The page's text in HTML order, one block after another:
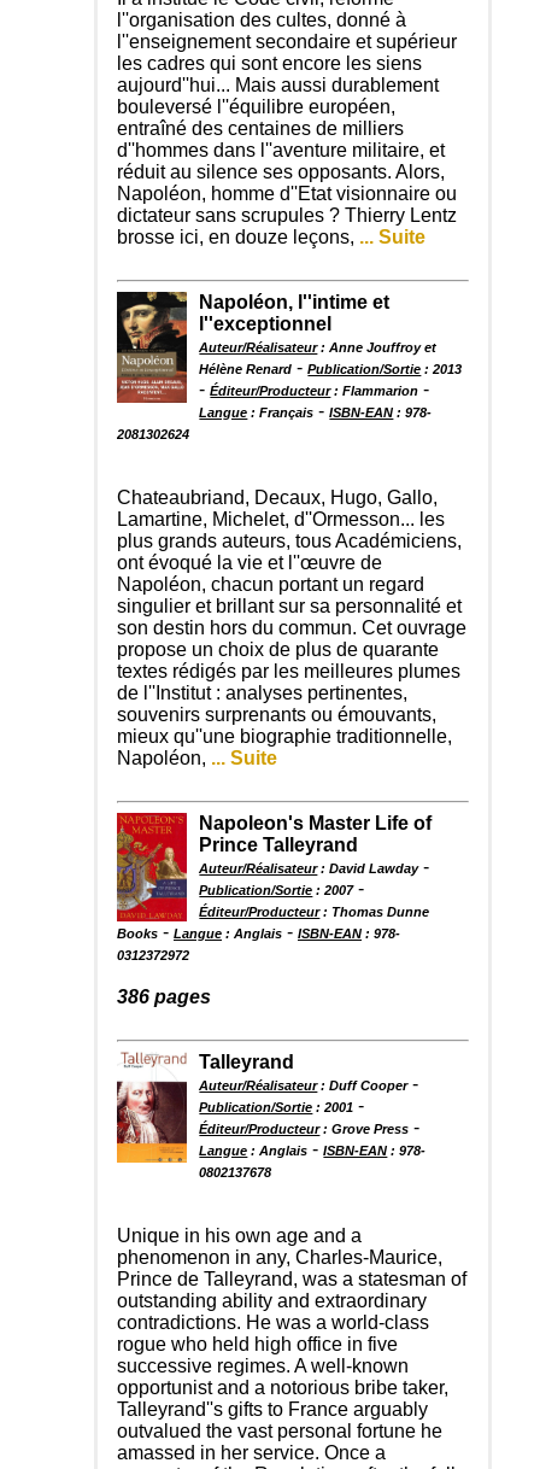
l''organisation des cultes, donné à
l''enseignement secondaire et supérieur
les cadres qui sont encore les siens
aujourd''hui... Mais aussi durablement
bouleversé l''équilibre européen,
entraîné des centaines de milliers
d''hommes dans l''aventure militaire, et
réduit au silence ses opposants. Alors,
Napoléon, homme d''Etat visionnaire ou
dictateur sans scrupules ? Thierry Lentz
brosse ici, en douze leçons, ... Suite
Napoléon, l''intime et
l''exceptionnel
Auteur/Réalisateur: Anne Jouffroy et
Hélène Renard -Publication/Sortie : 2013
-Éditeur/Producteur: Flammarion -
Langue : Français -ISBN-EAN : 978-
2081302624
Chateaubriand, Decaux, Hugo, Gallo,
Lamartine, Michelet, d''Ormesson... les
plus grands auteurs, tous Académiciens,
ont évoqué la vie et l''œuvre de
Napoléon, chacun portant un regard
singulier et brillant sur sa personnalité et
son destin hors du commun. Cet ouvrage
propose un choix de plus de quarante
textes rédigés par les meilleures plumes
de l''Institut : analyses pertinentes,
souvenirs surprenants ou émouvants,
mieux qu''une biographie traditionnelle,
Napoléon, ... Suite
Napoleon's Master Life of
Prince Talleyrand
Auteur/Réalisateur: David Lawday-
Publication/Sortie : 2007-
Éditeur/Producteur: Thomas Dunne
Books - Langue : Anglais - ISBN-EAN : 978-
0312372972
386 pages
Talleyrand
Auteur/Réalisateur: Duff Cooper-
Publication/Sortie : 2001 -
Éditeur/Producteur: Grove Press -
Langue : Anglais -ISBN-EAN : 978-
0802137678
Unique in his own age and a
phenomenon in any, Charles-Maurice,
Prince de Talleyrand, was a statesman of
outstanding ability and extraordinary
contradictions. He was a world-class
rogue who held high office in five
successive regimes. A well-known
opportunist and a notorious bribe taker,
Talleyrand''s gifts to France arguably
outvalued the vast personal fortune he
amassed in her service. Once a